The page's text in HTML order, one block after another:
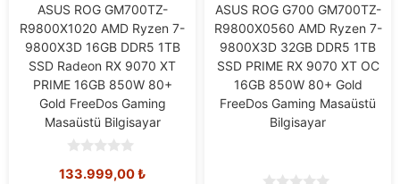
ASUS ROG GM700TZ-
R9800X1020 AMD Ryzen 7-
9800X3D 16GB DDR5 1TB
SSD Radeon RX 9070 XT
PRIME 16GB 850W 80+
Gold FreeDos Gaming
Masaüstü Bilgisayar
o
133.999,00₺
ASUS ROG G700 GM700TZ-
R9800X0560 AMD Ryzen 7-
9800X3D 32GB DDR5 1TB
SSD PRIME RX 9070 XT OC
16GB 850W 80+ Gold
FreeDos Gaming Masaüstü
Bilgisayar